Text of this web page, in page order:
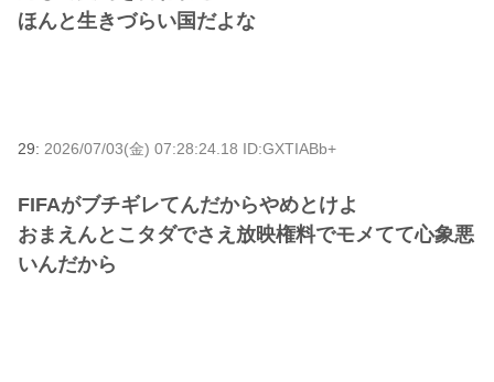
ほんと生きづらい国だよな
29: 2026/07/03(金) 07:28:24.18 ID:GXTIABb+
FIFAがブチギレてんだからやめとけよ
おまえんとこタダでさえ放映権料でモメてて心象悪
いんだから